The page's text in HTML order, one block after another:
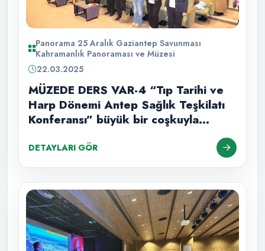
Panorama 25 Aralık Gaziantep Savunması
Kahramanlık Panoraması ve Müzesi
22.03.2025
MÜZEDE DERS VAR-4 “Tıp Tarihi ve
Harp Dönemi Antep Sağlık Teşkilatı
Konferansı” büyük bir coşkuyla
DETAYLARI GÖR